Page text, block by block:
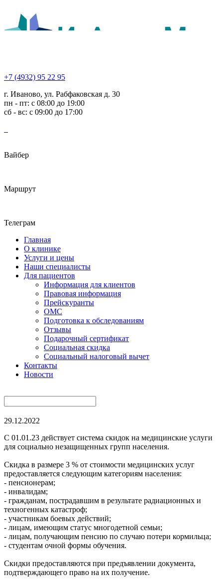
+7 (4932) 95 22 95
г. Иваново, ул. Рабфаковская д. 30
пн - пт: с 08:00 до 19:00
сб - вс: с 09:00 до 17:00
Вайбер
Маршрут
Телеграм
Главная
О клинике
Услуги и цены
Наши специалисты
Для пациентов
Информация для клиентов
Правовая информация
Прейскуранты
ОМС
Подготовка к обследованиям
Отзывы
Подарочный сертификат
Социальная скидка
Социальный налоговый вычет
Контакты
Новости
29.12.2022
С 01.01.23 действует система скидок на медицинские услуги
для социально незащищенных групп населения.
Скидка в размере 3 % от стоимости медицинских услуг
предоставляется следующим категориям населения:
- пенсионерам;
- инвалидам;
- гражданам, пострадавшим в результате радиационных и
техногенных катастроф;
- участникам боевых действий;
- лицам, имеющим статус многодетной семьи;
- лицам, получающим пенсию по случаю потери кормильца;
- студентам очной формы обучения.
Скидки предоставляются при предъявлении документа,
подтверждающего право на их получение.